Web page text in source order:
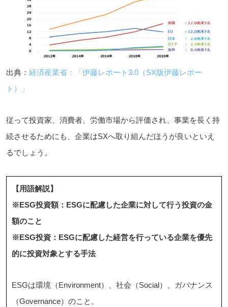
出典： 経済産業省：「伊藤レポート3.0（SX版伊藤レポー
ト）」
従って投資家、消費者、労働市場から評価され、事業を長く持
続させるためにも、企業はSXへ取り組んだほうが良いといえ
るでしょう。
【用語解説】
※ESG投資額：ESGに配慮した企業に対して行う投資の金
額のこと
※ESG投資：ESGに配慮した経営を行っている企業を優先
的に投資対象とする手法
ESGは環境（Environment）、社会（Social）、ガバナンス
（Governance）のこと。